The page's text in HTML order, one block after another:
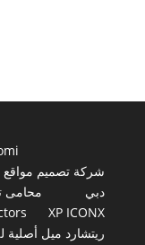
شركة تصميم
دبي
محامى
XP ICONX
ريتشارد ميل أصلية